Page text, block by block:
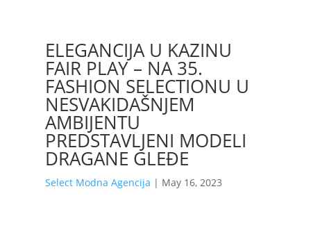
ELEGANCIJA U KAZINU
FAIR PLAY – NA 35.
FASHION SELECTIONU U
NESVAKIDAŠNJEM
AMBIJENTU
PREDSTAVLJENI MODELI
DRAGANE GLEĐE
Select Modna Agencija | May 16, 2023